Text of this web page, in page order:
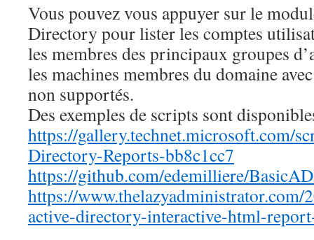
Vous pouvez vous appuyer sur le
Directory pour lister les comptes
les membres des principaux groupes
les machines membres du domaine
non supportés.
Des exemples de scripts sont
https://gallery.technet.microsoft.com/
Directory-Reports-bb8c1cc7
https://github.com/edemilliere/
https://www.thelazyadministrator.com/
active-directory-interactive-html-